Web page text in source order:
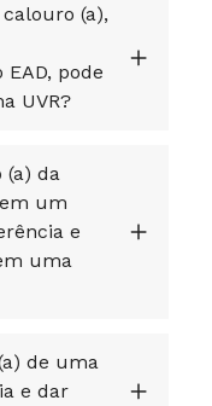
(a),
pode
UVR?
(a) da
um
e
uma
de uma
e dar